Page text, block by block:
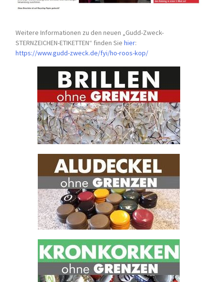
Weitere Informationen zu den neuen „Gudd-Zweck-
STERNZEICHEN-ETIKETTEN“ finden Siehier:
https://www.gudd-zweck.de/fyi/ho-roos-kop/